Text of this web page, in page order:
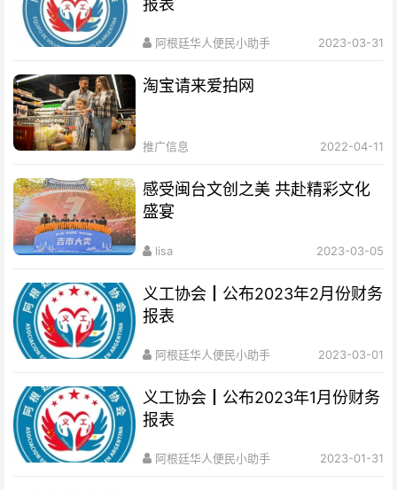
报表
阿根廷华人便民小助手 2023-03-31
淘宝请来爱拍网
推广信息 2022-04-11
感受闽台文创之美 共赴精彩文化
盛宴
lisa 2023-03-05
义工协会┃公布2023年2月份财务
报表
阿根廷华人便民小助手 2023-03-01
义工协会┃公布2023年1月份财务
报表
阿根廷华人便民小助手 2023-01-31